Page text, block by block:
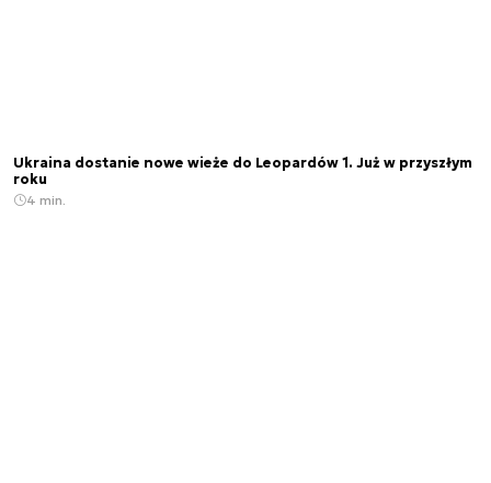
Ukraina dostanie nowe wieże do Leopardów 1. Już w przyszłym
roku
4 min.